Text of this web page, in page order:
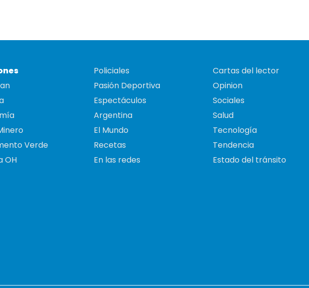
Verde
OH
Policiales
Pasión Deportiva
Espectáculos
Argentina
El Mundo
Recetas
En las redes
Cartas del lector
Opinion
Sociales
Salud
Tecnología
Tendencia
Estado del tránsito